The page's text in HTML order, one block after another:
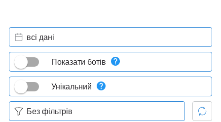
всі дані
Показати ботів
Унікальний